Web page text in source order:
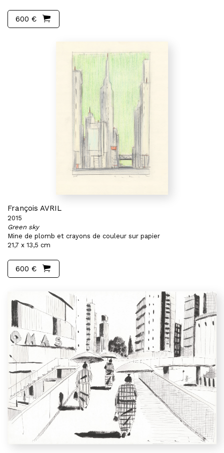
600 €
François AVRIL
2015
Green sky
Mine de plomb et crayons de couleur sur papier
21,7 x 13,5 cm
600 €